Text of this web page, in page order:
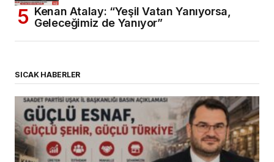
Kenan Atalay: “Yeşil Vatan Yanıyorsa,
Geleceğimiz de Yanıyor”
SICAK HABERLER